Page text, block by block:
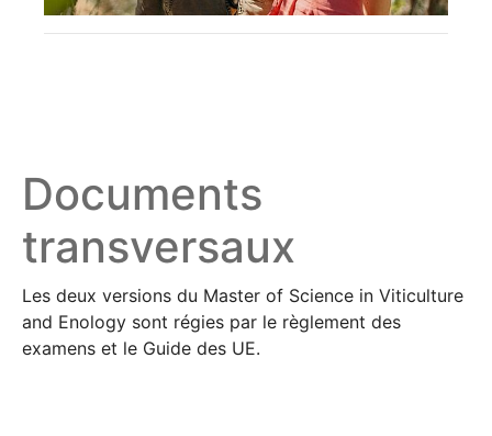
Documents
transversaux
Les deux versions du Master of Science in Viticulture
and Enology sont régies par le règlement des
examens et le Guide des UE.